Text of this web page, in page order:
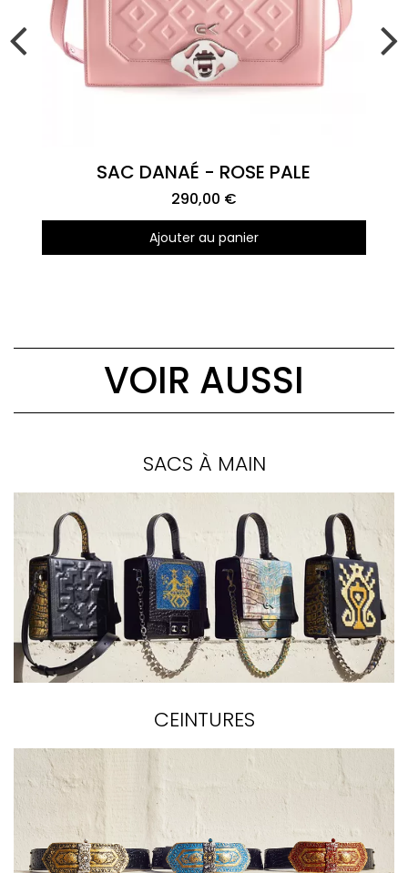
Aperçu rapide
SAC DANAÉ - ROSE PALE
290,00 €
Ajouter au panier
VOIR AUSSI
SACS À MAIN
CEINTURES